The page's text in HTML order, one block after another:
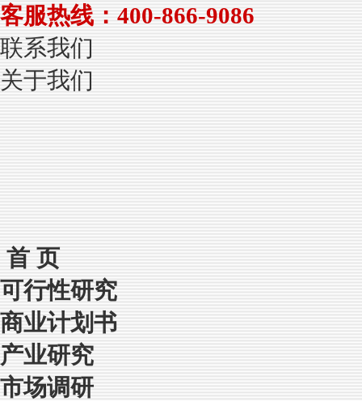
客服热线：400-866-9086
联系我们
关于我们
首 页
可行性研究
商业计划书
产业研究
市场调研